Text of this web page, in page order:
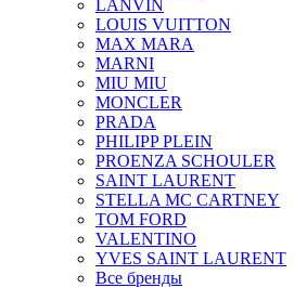
LANVIN
LOUIS VUITTON
MAX MARA
MARNI
MIU MIU
MONCLER
PRADA
PHILIPP PLEIN
PROENZA SCHOULER
SAINT LAURENT
STELLA MC CARTNEY
TOM FORD
VALENTINO
YVES SAINT LAURENT
Все бренды